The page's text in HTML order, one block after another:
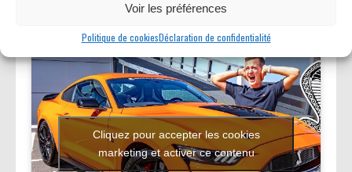
Voir les préférences
Politique de cookiesDéclaration de confidentialité
Cliquez pour accepter les cookies
marketing et activer ce contenu